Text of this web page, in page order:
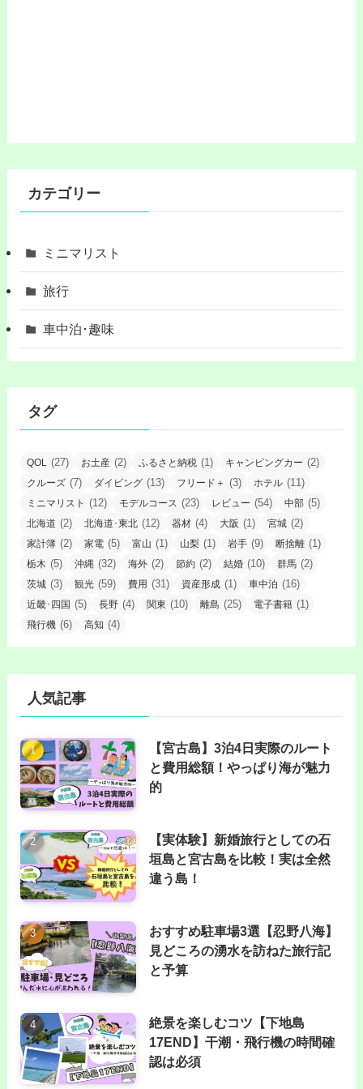
カテゴリー
ミニマリスト
旅行
車中泊･趣味
タグ
QOL (27) お土産 (2) ふるさと納税 (1) キャンピングカー (2)
クルーズ (7) ダイビング (13) フリード＋ (3) ホテル (11)
ミニマリスト (12) モデルコース (23) レビュー (54) 中部 (5)
北海道 (2) 北海道･東北 (12) 器材 (4) 大阪 (1) 宮城 (2)
家計簿 (2) 家電 (5) 富山 (1) 山梨 (1) 岩手 (9) 断捨離 (1)
栃木 (5) 沖縄 (32) 海外 (2) 節約 (2) 結婚 (10) 群馬 (2)
茨城 (3) 観光 (59) 費用 (31) 資産形成 (1) 車中泊 (16)
近畿･四国 (5) 長野 (4) 関東 (10) 離島 (25) 電子書籍 (1)
飛行機 (6) 高知 (4)
人気記事
【宮古島】3泊4日実際のルート
と費用総額！やっぱり海が魅力
的
【実体験】新婚旅行としての石
垣島と宮古島を比較！実は全然
違う島！
おすすめ駐車場3選【忍野八海】
見どころの湧水を訪ねた旅行記
と予算
絶景を楽しむコツ【下地島
17END】干潮・飛行機の時間確
認は必須